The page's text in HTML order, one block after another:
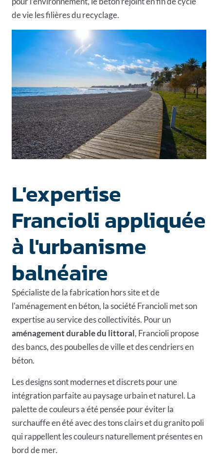
de vie les filières du recyclage.
L'expertise
Francioli appliquée
à l'urbanisme
balnéaire
Spécialiste de la fabrication hors site et de
l'aménagement en béton, la société Francioli met son
expertise au service des collectivités. Pour un
aménagement durable du littoral, Francioli propose
des bancs, des poubelles de ville et des cendriers en
béton.
Les designs sont modernes et discrets pour une
intégration parfaite au paysage urbain et naturel. La
palette de couleurs a été pensée pour éviter la
surchauffe en été avec des tons clairs et du granito poli
qui rappellent les couleurs naturellement présentes en
bord de mer.